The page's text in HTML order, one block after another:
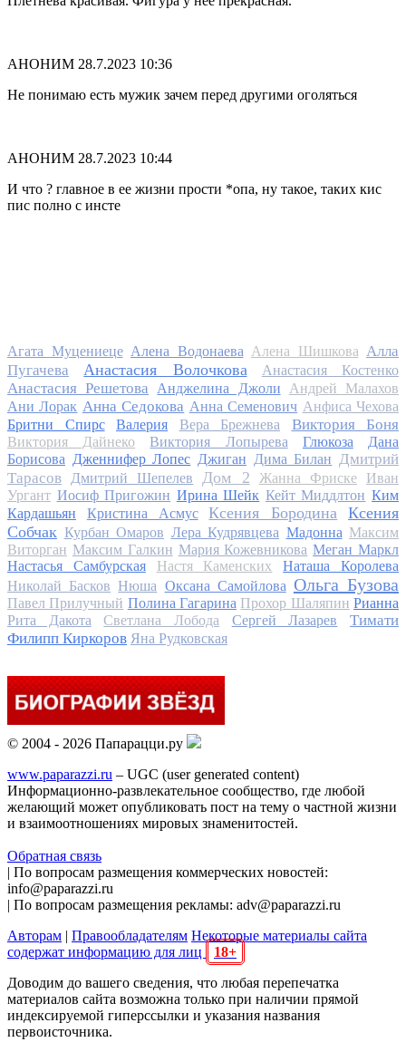
АНОНИМ 28.7.2023 10:36
Не понимаю есть мужик зачем перед другими оголяться
АНОНИМ 28.7.2023 10:44
И что ? главное в ее жизни прости *опа, ну такое, таких кис
пис полно с инсте
Агата Муцениеце Алена Водонаева Алена Шишкова Алла
Пугачева
Анастасия Волочкова Анастасия Костенко
Анастасия Решетова Анджелина Джоли
Андрей Малахов
Ани Лорак Анна Седокова Анна Семенович Анфиса Чехова
Бритни Спирс
Валерия Вера Брежнева Виктория Боня
Виктория Дайнеко Виктория Лопырева Глюкоза
Дана
Борисова Дженнифер Лопес Джиган Дима Билан Дмитрий
Тарасов
Дмитрий Шепелев Дом 2 Жанна Фриске
Иван
Ургант Иосиф Пригожин Ирина Шейк Кейт Миддлтон Ким
Кардашьян
Кристина Асмус Ксения Бородина
Ксения
Собчак Курбан Омаров Лера Кудрявцева Мадонна Максим
Виторган Максим Галкин Мария Кожевникова Меган Маркл
Настасья Самбурская
Настя Каменских
Наташа Королева
Николай Басков Нюша Оксана Самойлова Ольга Бузова
Павел Прилучный Полина Гагарина Прохор Шаляпин Рианна
Рита Дакота
Светлана Лобода Сергей Лазарев
Тимати
Филипп Киркоров Яна Рудковская
© 2004 - 2026 Папарацци.ру
www.paparazzi.ru – UGC (user generated content)
Информационно-развлекательное сообщество, где любой
желающий может опубликовать пост на тему о частной жизни
и взаимоотношениях мировых знаменитостей.
Обратная связь
| По вопросам размещения коммерческих новостей:
info@paparazzi.ru
| По вопросам размещения рекламы: adv@paparazzi.ru
Авторам | Правообладателям Некоторые материалы сайта
содержат информацию для лиц
18+
Доводим до вашего сведения, что любая перепечатка
материалов сайта возможна только при наличии прямой
индексируемой гиперссылки и указания названия
первоисточника.